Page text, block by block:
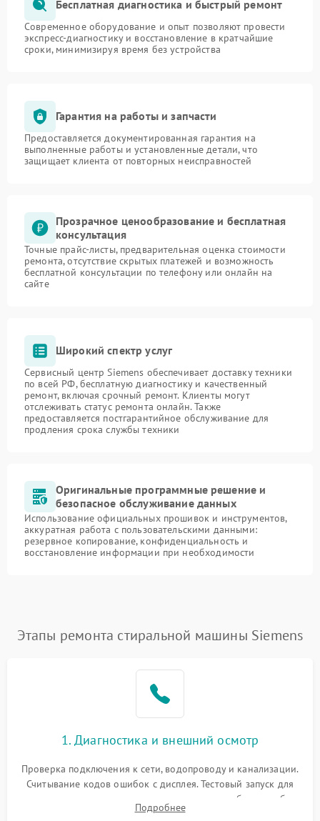
Бесплатная диагностика и быстрый ремонт
Современное оборудование и опыт позволяют провести
экспресс-диагностику и восстановление в кратчайшие
сроки, минимизируя время без устройства
Гарантия на работы и запчасти
Предоставляется документированная гарантия на
выполненные работы и установленные детали, что
защищает клиента от повторных неисправностей
Прозрачное ценообразование и бесплатная
консультация
Точные прайс-листы, предварительная оценка стоимости
ремонта, отсутствие скрытых платежей и возможность
бесплатной консультации по телефону или онлайн на
сайте
Широкий спектр услуг
Сервисный центр Siemens обеспечивает доставку техники
по всей РФ, бесплатную диагностику и качественный
ремонт, включая срочный ремонт. Клиенты могут
отслеживать статус ремонта онлайн. Также
предоставляется постгарантийное обслуживание для
продления срока службы техники
Оригинальные программные решение и
безопасное обслуживание данных
Использование официальных прошивок и инструментов,
аккуратная работа с пользовательскими данными:
резервное копирование, конфиденциальность и
восстановление информации при необходимости
Этапы ремонта стиральной машины Siemens
1. Диагностика и внешний осмотр
Проверка подключения к сети, водопроводу и канализации.
Считывание кодов ошибок с дисплея. Тестовый запуск для
выявления посторонних шумов, протечек или сбоев в работе
электронного модуля управления.
Подробнее